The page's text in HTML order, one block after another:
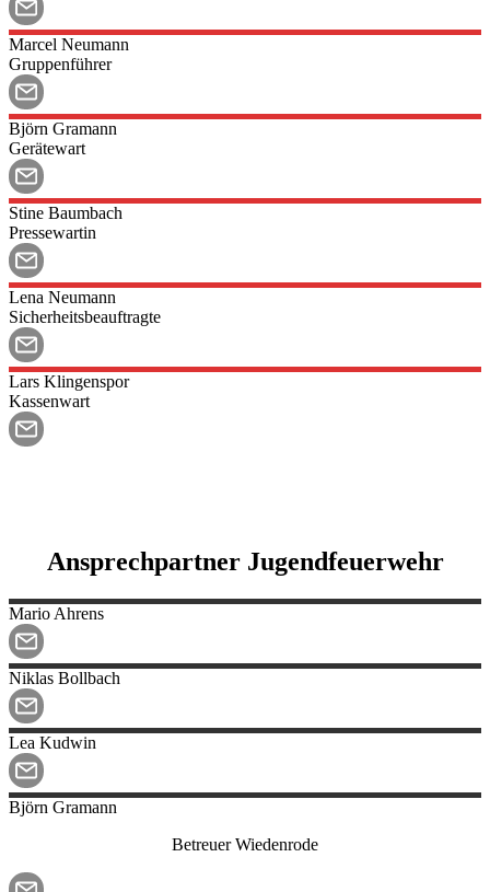
Marcel Neumann
Gruppenführer
Björn Gramann
Gerätewart
Stine Baumbach
Pressewartin
Lena Neumann
Sicherheitsbeauftragte
Lars Klingenspor
Kassenwart
Ansprechpartner Jugendfeuerwehr
Mario Ahrens
Niklas Bollbach
Lea Kudwin
Björn Gramann
Betreuer Wiedenrode